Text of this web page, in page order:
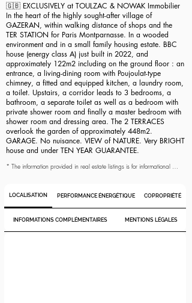
données publiées dans l'annonce et de demander toute information
complémentaire nécessaire. Comme le précise la loi, les surfaces
affichées dans l'annonce sont exprimées en loi Carrez pour les
copropriétés et en surface au sol, approximatives et indicatives, dans
les autres cas. Seules les informations mentionnées dans la promesse de
vente ont une valeur contractuelle.
🇬🇧 EXCLUSIVELY at TOULZAC & NOWAK Immobilier
In the heart of the highly sought-after village of
GAZERAN, within walking distance of shops and the
TER STATION for Paris Montparnasse. In a wooded
environment and in a small family housing estate. BBC
house (energy class A) just built in 2022, and
approximately 122m2 including on the ground floor : an
entrance, a living-dining room with Poujoulat-type
chimney, a fitted and equipped kitchen, a laundry room,
a toilet. Upstairs, a corridor leads to 3 bedrooms, a
bathroom, a separate toilet as well as a bedroom with
private shower room and finally a master bedroom with
shower room and dressing area. The 2 TERRACES
overlook the garden of approximately 448m2.
GARAGE. No nuisance. VIEW of NATURE. Very BRIGHT
house and under TEN YEAR GUARANTEE.
* The information provided in real estate listings is for informational
listing and to request any additional information needed. As specified
by law, the surfaces displayed in the listing are expressed in Carrez
law for condominiums and as floor area, approximate and indicative,
in other cases. Only the information mentioned in the sales agreement
LOCALISATION PERFORMANCE ÉNERGÉTIQUE COPROPRIÉTÉ
INFORMATIONS COMPLÉMENTAIRES MENTIONS LÉGALES